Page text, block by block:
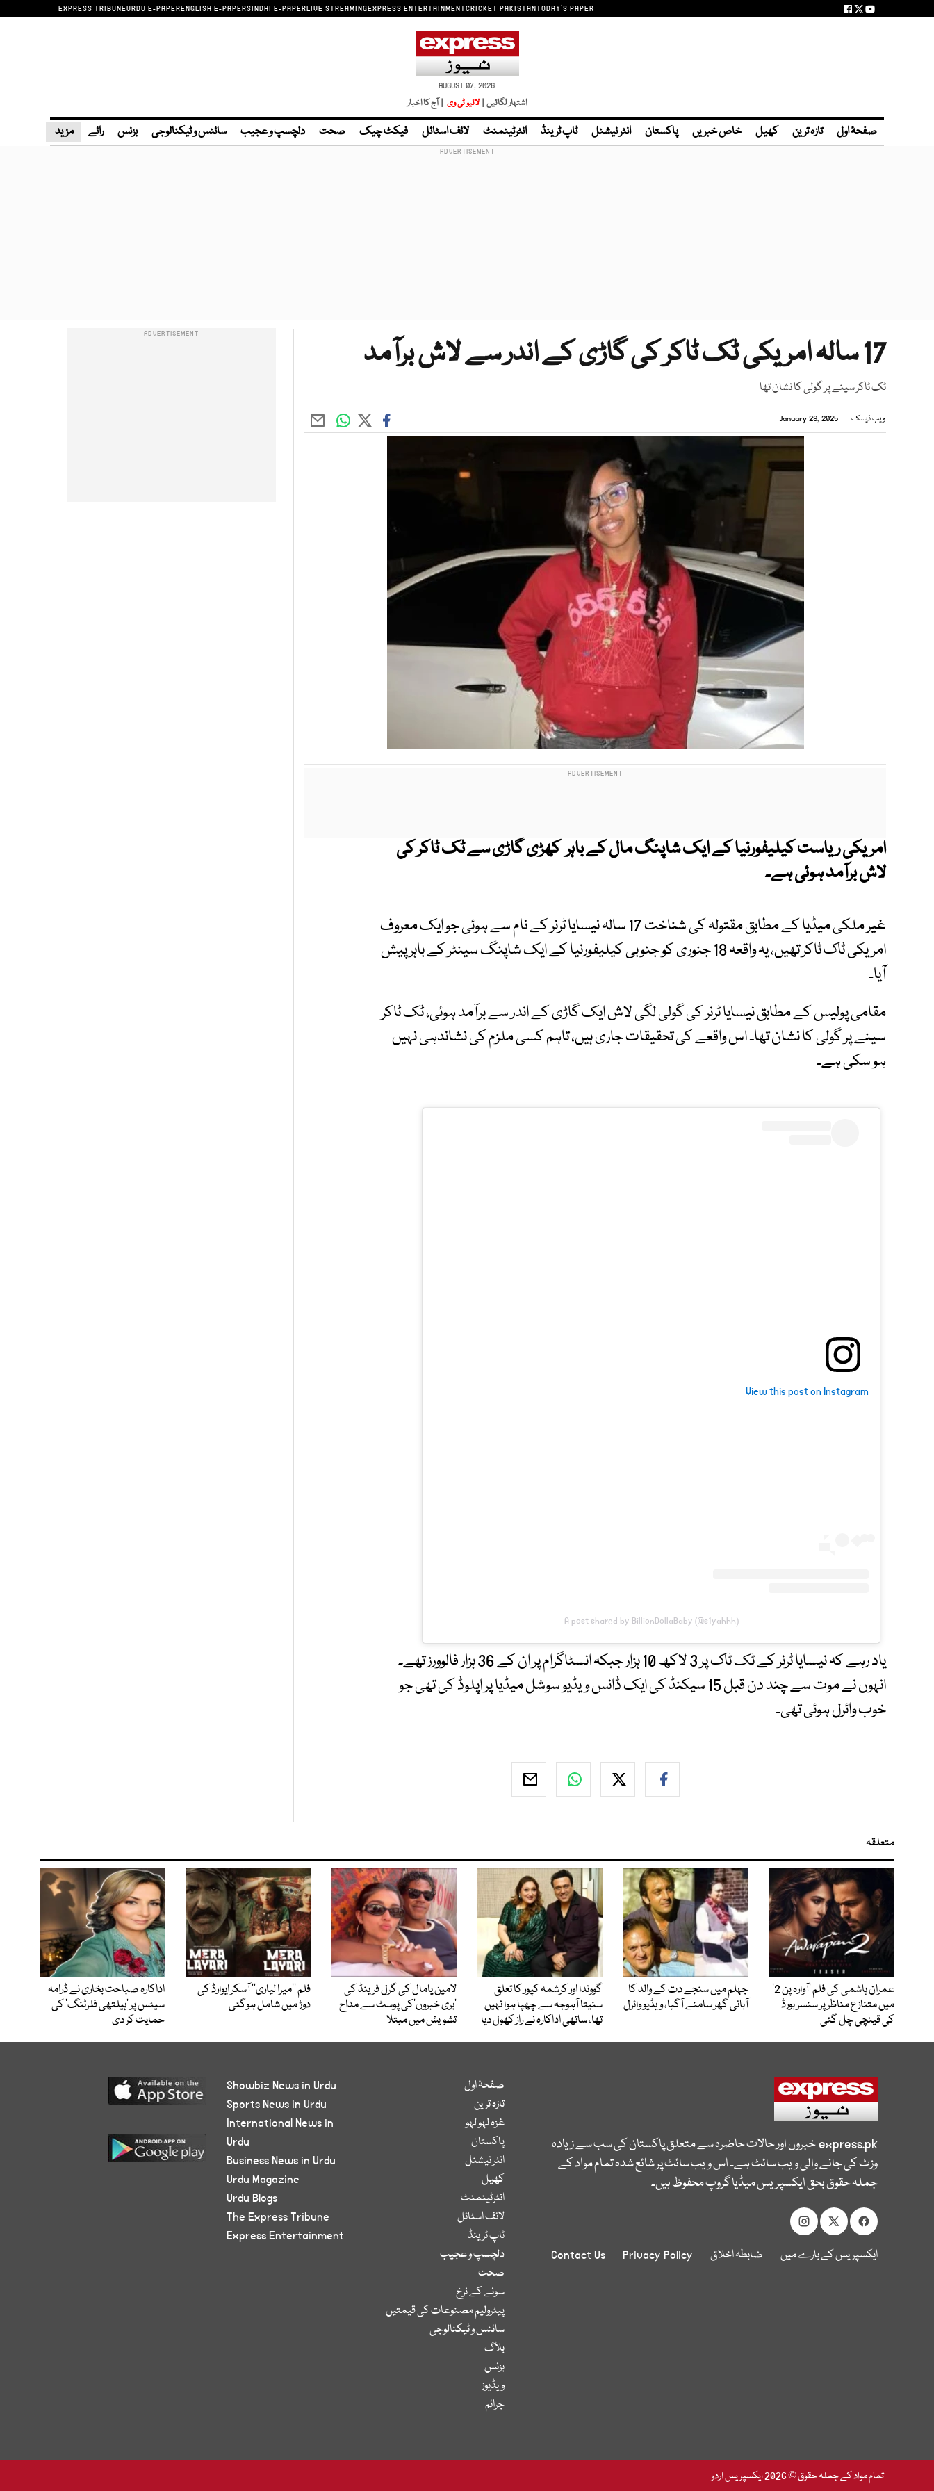
EXPRESS TRIBUNEURDU E-PAPERENGLISH E-PAPERSINDHI E-PAPERLIVE STREAMINGEXPRESS ENTERTAINMENTCRICKET PAKISTANTODAY'S PAPER
AUGUST 07, 2026
اشتہار لگائیں | لائیو ٹی وی | آج کا اخبار
صفحۂ اول تازہ ترین کھیل خاص خبریں پاکستان انٹر نیشنل ٹاپ ٹرینڈ انٹرٹینمنٹ لائف اسٹائل فیکٹ چیک صحت دلچسپ و عجیب سائنس و ٹیکنالوجی بزنس رائے مزید
17 سالہ امریکی ٹک ٹاکر کی گاڑی کے اندر سے لاش برآمد
ٹک ٹاکر سینے پر گولی کا نشان تھا
ویب ڈیسک January 29, 2025
امریکی ریاست کیلیفورنیا کے ایک شاپنگ مال کے باہر کھڑی گاڑی سے ٹک ٹاکر کی
لاش برآمد ہوئی ہے۔
غیر ملکی میڈیا کے مطابق مقتولہ کی شناخت 17 سالہ نیسایا ٹرنر کے نام سے ہوئی جو ایک معروف
امریکی ٹاک ٹاکر تھیں، یہ واقعہ 18 جنوری کو جنوبی کیلیفورنیا کے ایک شاپنگ سینٹر کے باہر پیش
آیا۔
مقامی پولیس کے مطابق نیسایا ٹرنر کی گولی لگی لاش ایک گاڑی کے اندر سے برآمد ہوئی، ٹک ٹاکر
سینے پر گولی کا نشان تھا۔ اس واقعے کی تحقیقات جاری ہیں، تاہم کسی ملزم کی نشاندہی نہیں
ہو سکی ہے۔
View this post on Instagram
A post shared by BillionDollaBaby (@s1yahhh)
یاد رہے کہ نیسایا ٹرنر کے ٹک ٹاک پر 3 لاکھ 10 ہزار جبکہ انسٹاگرام پر ان کے 36 ہزار فالوورز تھے۔
انہوں نے موت سے چند دن قبل 15 سیکنڈ کی ایک ڈانس ویڈیو سوشل میڈیا پر اپلوڈ کی تھی جو
خوب وائرل ہوئی تھی۔
متعلقہ
عمران ہاشمی کی فلم ’آوارہ پن 2‘
میں متنازع مناظر پر سنسر بورڈ
کی قینچی چل گئی
جہلم میں سنجے دت کے والد کا
آبائی گھر سامنے آگیا، ویڈیو وائرل
گووندا اور کرشمہ کپور کا تعلق
سنیتا آہوجہ سے چھپا ہوا نہیں
تھا، ساتھی اداکارہ نے راز کھول دیا
لامین یامال کی گرل فرینڈ کی
’بری خبروں‘کی پوسٹ سے مداح
تشویش میں مبتلا
فلم ’’میرا لیاری‘‘ آسکر ایوارڈ کی
دوڑ میں شامل ہوگئی
اداکارہ صباحت بخاری نے ڈرامہ
سیٹس پر ’ہیلتھی فلرٹنگ‘ کی
حمایت کر دی
express.pkخبروں اور حالات حاضرہ سے متعلق پاکستان کی سب سے زیادہ
وزٹ کی جانے والی ویب سائٹ ہے۔ اس ویب سائٹ پر شائع شدہ تمام مواد کے
جملہ حقوق بحق ایکسپریس میڈیا گروپ محفوظ ہیں۔
ایکسپریس کے بارے میں ضابطہ اخلاق Privacy Policy
Contact Us
صفحۂ اول
تازہ ترین
غزہ لہو لہو
پاکستان
انٹر نیشنل
کھیل
انٹرٹینمنٹ
لائف اسٹائل
ٹاپ ٹرینڈ
دلچسپ و عجیب
صحت
سونے کے نرخ
پیٹرولیم مصنوعات کی قیمتیں
سائنس و ٹیکنالوجی
بلاگ
بزنس
ویڈیوز
جرائم
Showbiz News in Urdu
Sports News in Urdu
International News in
Urdu
Business News in Urdu
Urdu Magazine
Urdu Blogs
The Express Tribune
Express Entertainment
تمام مواد کے جملہ حقوق © 2026 ایکسپریس اردو